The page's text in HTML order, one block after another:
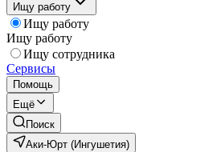
Ищу работу
Ищу работу
Ищу работу
Ищу сотрудника
Сервисы
Помощь
Ещё
Поиск
Аки-Юрт (Ингушетия)